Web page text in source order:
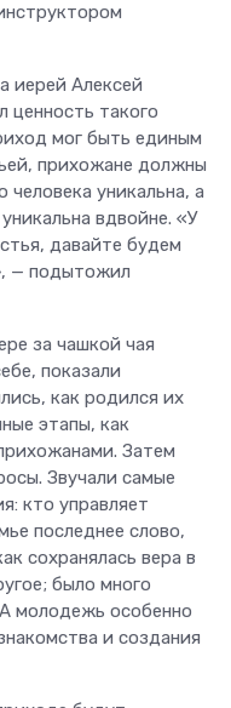
иерей Алексей
ценность такого
мог быть единым
прихожане должны
уникальна, а
вдвойне. «У
давайте будем
— подытожил
за чашкой чая
показали
как родился их
этапы, как
Затем
Звучали самые
кто управляет
последнее слово,
сохранялась вера в
было много
молодежь особенно
и создания